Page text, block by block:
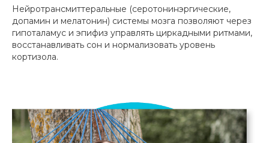
Нейротрансмиттеральные (серотонинэргические,
допамин и мелатонин) системы мозга позволяют через
гипоталамус и эпифиз управлять циркадными ритмами,
восстанавливать сон и нормализовать уровень
кортизола.